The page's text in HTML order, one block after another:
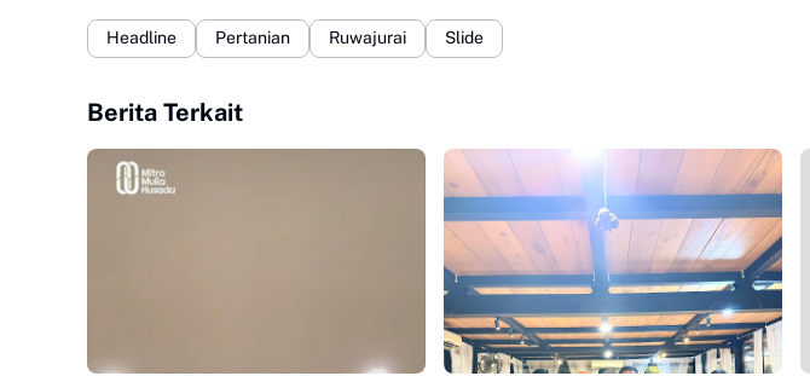
Headline Pertanian Ruwajurai Slide
Berita Terkait